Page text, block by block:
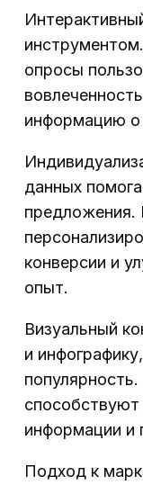
опросы
информацию о
данных
предложения.
конверсии и
опыт.
Визуальный
и
информации и
Подход к